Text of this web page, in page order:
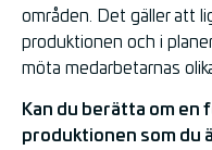
områden. Det gäller att
produktionen och i
möta medarbetarnas
Kan du berätta om
produktionen som du